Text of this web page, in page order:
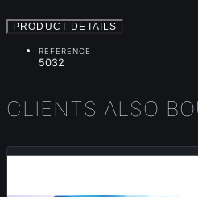
PRODUCT DETAILS
REFERENCE
5032
CLIENTS ALSO
Sold